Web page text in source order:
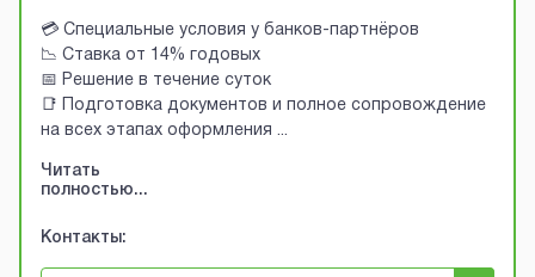
💳 Специальные условия у банков-партнёров
📉 Ставка от 14% годовых
📅 Решение в течение суток
📑 Подготовка документов и полное сопровождение
на всех этапах оформления ...
Читать
полностью...
Контакты: